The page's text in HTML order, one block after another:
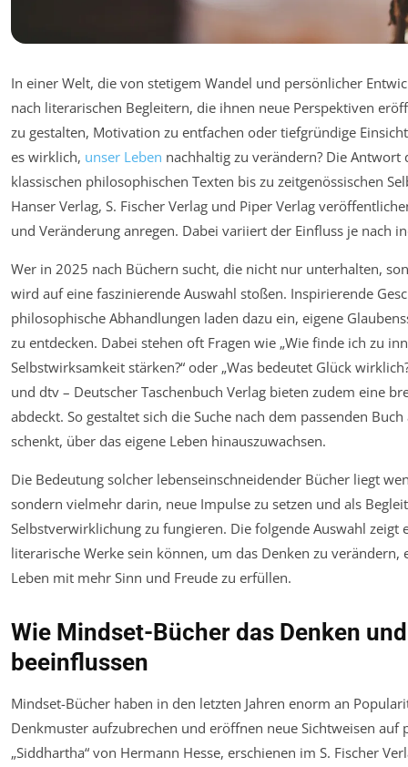
In einer Welt, die von stetigem Wandel und persönlicher
nach literarischen Begleitern, die ihnen neue Perspektiven
zu gestalten, Motivation zu entfachen oder tiefgründige
es wirklich, unser Leben nachhaltig zu verändern? Die
klassischen philosophischen Texten bis zu zeitgenössischen
Hanser Verlag, S. Fischer Verlag und Piper Verlag
und Veränderung anregen. Dabei variiert der Einfluss je nach
Wer in 2025 nach Büchern sucht, die nicht nur unterhalten,
wird auf eine faszinierende Auswahl stoßen. Inspirierende
philosophische Abhandlungen laden dazu ein, eigene
zu entdecken. Dabei stehen oft Fragen wie „Wie finde ich zu
Selbstwirksamkeit stärken?“ oder „Was bedeutet Glück
und dtv – Deutscher Taschenbuch Verlag bieten zudem eine
abdeckt. So gestaltet sich die Suche nach dem passenden
schenkt, über das eigene Leben hinauszuwachsen.
Die Bedeutung solcher lebenseinschneidender Bücher liegt
sondern vielmehr darin, neue Impulse zu setzen und als
Selbstverwirklichung zu fungieren. Die folgende Auswahl
literarische Werke sein können, um das Denken zu verändern,
Leben mit mehr Sinn und Freude zu erfüllen.
Wie Mindset-Bücher das Denken
beeinflussen
Mindset-Bücher haben in den letzten Jahren enorm an
Denkmuster aufzubrechen und eröffnen neue Sichtweisen
„Siddhartha“ von Hermann Hesse, erschienen im S. Fischer